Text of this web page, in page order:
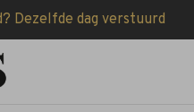
Dezelfde dag verstuurd